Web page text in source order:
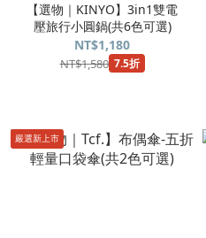
【選物｜KINYO】3in1雙電
壓旅行小圓鍋(共6色可選)
NT$1,180
NT$1,580 7.5折
嚴選新上市